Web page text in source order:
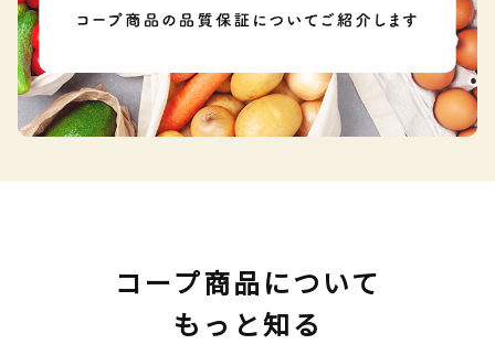
コープ商品について
もっと知る